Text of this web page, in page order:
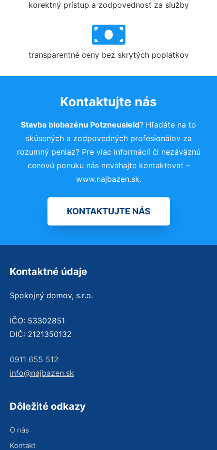
korektný prístup a zodpovednosť za služby
transparentné ceny bez skrytých poplatkov
Kontaktujte nás
Stavba biobazénu Potzneusield? Hľadáte na to
skúsených a zodpovedných profesionálov za
rozumný peniaz? Pre viac informácií či nezáväznú
cenovú ponuku nás neváhajte kontaktovať –
www.najbazen.sk.
KONTAKTUJTE NÁS
Kontaktné údaje
Spokojný domov, s.r.o.
IČO: 53302851
DIČ: 2121350132
0911 655 512
info@najbazen.sk
Dôležité odkazy
O nás
Kontakt